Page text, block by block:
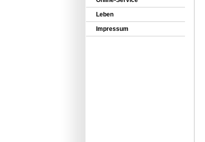
Leben
Impressum